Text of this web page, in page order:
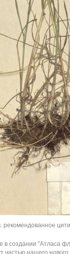
рекомендованное
в создании "Атласа
частью нашего